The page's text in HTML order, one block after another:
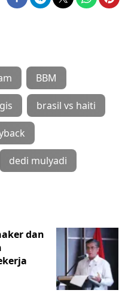
BBM
brasil vs haiti
dedi mulyadi
dan